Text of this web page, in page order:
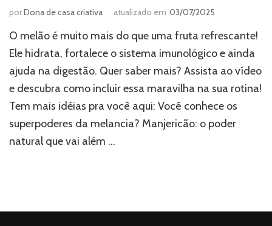
porDona de casa criativa atualizado em 03/07/2025
O melão é muito mais do que uma fruta refrescante!
Ele hidrata, fortalece o sistema imunológico e ainda
ajuda na digestão. Quer saber mais? Assista ao vídeo
e descubra como incluir essa maravilha na sua rotina!
Tem mais idéias pra você aqui: Você conhece os
superpoderes da melancia? Manjericão: o poder
natural que vai além …